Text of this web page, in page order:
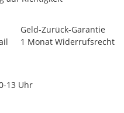
Geld-Zurück-Garantie
1 Monat Widerrufsrecht
13 Uhr